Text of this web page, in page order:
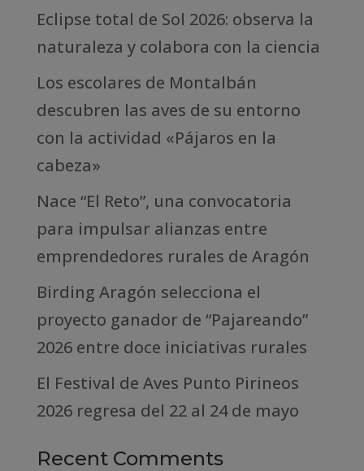
Eclipse total de Sol 2026: observa la
naturaleza y colabora con la ciencia
Los escolares de Montalbán
descubren las aves de su entorno
con la actividad «Pájaros en la
cabeza»
Nace “El Reto”, una convocatoria
para impulsar alianzas entre
emprendedores rurales de Aragón
Birding Aragón selecciona el
proyecto ganador de “Pajareando”
2026 entre doce iniciativas rurales
El Festival de Aves Punto Pirineos
2026 regresa del 22 al 24 de mayo
Recent Comments